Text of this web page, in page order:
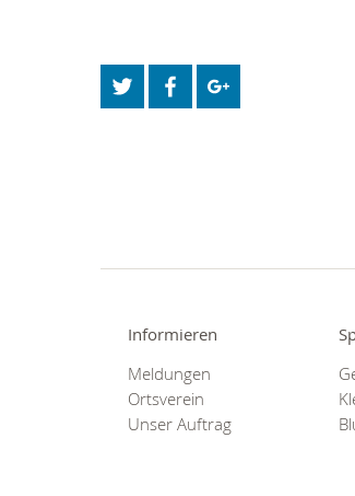
Informieren
Meldungen
Ortsverein
Unser Auftrag